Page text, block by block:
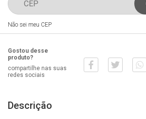
Não sei meu CEP
Gostou desse
produto?
compartilhe nas suas
redes sociais
Descrição